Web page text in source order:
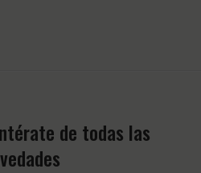
de todas las